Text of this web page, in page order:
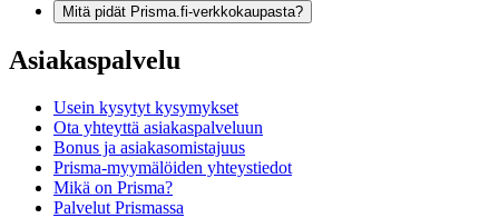
Mitä pidät Prisma.fi-verkkokaupasta?
Asiakaspalvelu
Usein kysytyt kysymykset
Ota yhteyttä asiakaspalveluun
Bonus ja asiakasomistajuus
Prisma-myymälöiden yhteystiedot
Mikä on Prisma?
Palvelut Prismassa